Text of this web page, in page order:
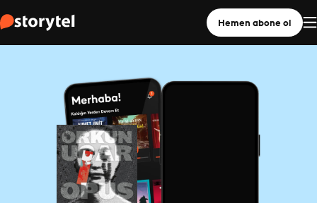
Hemen abone ol